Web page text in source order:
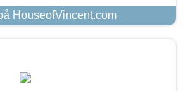
HouseofVincent.com